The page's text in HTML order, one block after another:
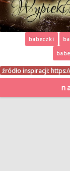
babeczki
źródło inspiracji: